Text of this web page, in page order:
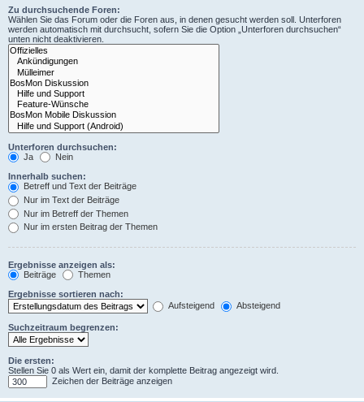
Zu durchsuchende Foren:
Wählen Sie das Forum oder die Foren aus, in denen gesucht werden soll. Unterforen
werden automatisch mit durchsucht, sofern Sie die Option „Unterforen durchsuchen“
unten nicht deaktivieren.
Unterforen durchsuchen:
Ja
Nein
Innerhalb suchen:
Betreff und Text der Beiträge
Nur im Text der Beiträge
Nur im Betreff der Themen
Nur im ersten Beitrag der Themen
Ergebnisse anzeigen als:
Beiträge
Themen
Ergebnisse sortieren nach:
Aufsteigend
Absteigend
Suchzeitraum begrenzen:
Die ersten:
Stellen Sie 0 als Wert ein, damit der komplette Beitrag angezeigt wird.
Zeichen der Beiträge anzeigen